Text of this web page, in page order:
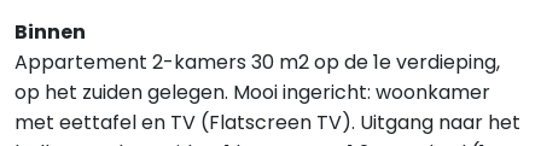
Binnen
Appartement 2-kamers 30 m2 op de 1e verdieping,
op het zuiden gelegen. Mooi ingericht: woonkamer
met eettafel en TV (Flatscreen TV). Uitgang naar het